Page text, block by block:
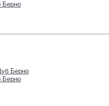
Берно
Берно